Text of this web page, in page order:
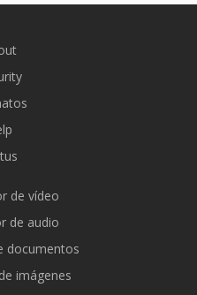
de vídeo
de audio
documentos
imágenes